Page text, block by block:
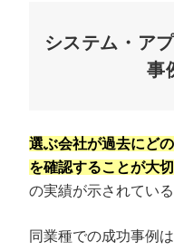
システム・ア
事
選ぶ会社が過去にど
を確認することが大切
の実績が示されてい
同業種での成功事例